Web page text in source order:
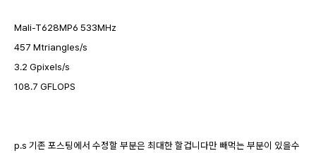
Mali-T628MP6 533MHz
457 Mtriangles/s
3.2 Gpixels/s
108.7 GFLOPS
p.s 기존 포스팅에서 수정할 부분은 최대한 할겁니다만 빼먹는 부분이 있을수